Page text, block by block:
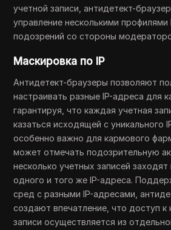
учетной записи, антидетект-
управление несколькими
подозрений со стороны
Маскировка по IP
Антидетект-браузеры позволяют
настраивать разные IP-адреса для
гарантируя, что каждая учетная
казаться исходящей с уникального
особенно важно для кармового
может отмечать подозрительную
несколько учетных записей
одного и того же IP-адреса.
сред с разными IP-адресами,
создают впечатление, что доступ к
записи осуществляется из